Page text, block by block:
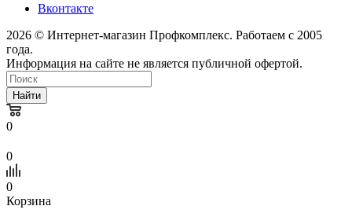
Вконтакте
2026 © Интернет-магазин Профкомплекс. Работаем с 2005
года.
Информация на сайте не является публичной офертой.
Найти
0
0
0
Корзина